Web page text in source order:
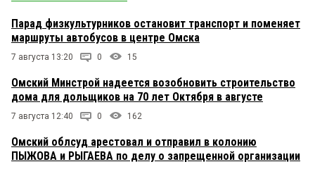
Парад физкультурников остановит транспорт и поменяет
маршруты автобусов в центре Омска
7 августа 13:20 0 15
Омский Минстрой надеется возобновить строительство
дома для дольщиков на 70 лет Октября в августе
7 августа 12:40 0 162
Омский облсуд арестовал и отправил в колонию
ПЫЖОВА и РЫГАЕВА по делу о запрещенной организации